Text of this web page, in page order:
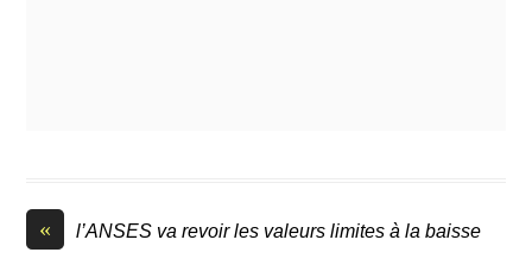
« l’ANSES va revoir les valeurs limites à la baisse